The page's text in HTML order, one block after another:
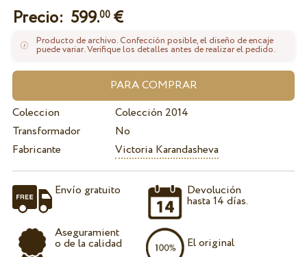
Precio: 599.00€
Producto de archivo. Confección posible, el diseño de encaje
puede variar. Verifique los detalles antes de realizar el pedido.
Coleccion
Colección 2014
Transformador
No
Fabricante
Victoria Karandasheva
Envío gratuito
Aseguramient
o de la calidad
Devolución
hasta 14 días.
El original